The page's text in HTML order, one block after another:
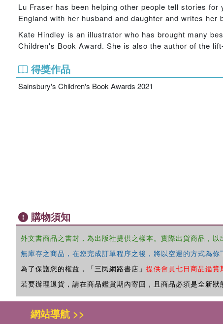
Lu Fraser has been helping other people tell stories
England with her husband and daughter and writes
Kate Hindley is an illustrator who has brought many
Children's Book Award. She is also the author of the
得獎作品
Sainsbury's Children's Book Awards 2021
購物須知
外文書商品之書封，為出版社提供之樣本。實際出貨商品，
無庫存之商品，在您完成訂單程序之後，將以空運的方式為
為了保護您的權益，「三民網路書店」 提供會員七日商品鑑賞
若要辦理退貨，請在商品鑑賞期內寄回，且商品必須是全新
網站導航 >>